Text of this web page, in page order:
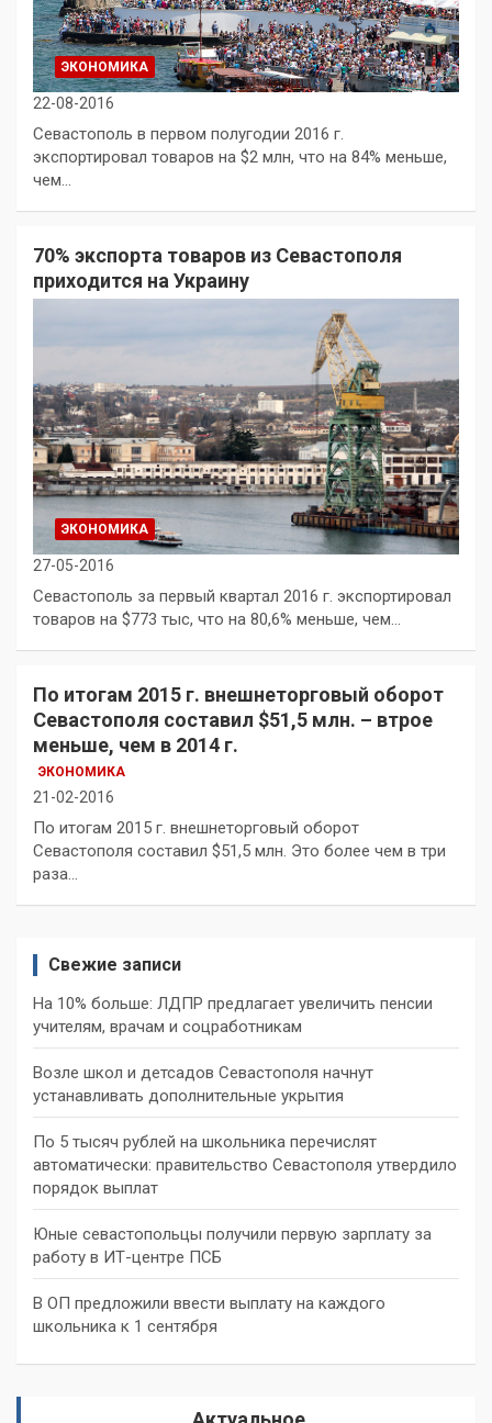
ЭКОНОМИКА
22-08-2016
Севастополь в первом полугодии 2016 г.
экспортировал товаров на $2 млн, что на 84% меньше,
чем…
70% экспорта товаров из Севастополя
приходится на Украину
ЭКОНОМИКА
27-05-2016
Севастополь за первый квартал 2016 г. экспортировал
товаров на $773 тыс, что на 80,6% меньше, чем…
По итогам 2015 г. внешнеторговый оборот
Севастополя составил $51,5 млн. – втрое
меньше, чем в 2014 г.
ЭКОНОМИКА
21-02-2016
По итогам 2015 г. внешнеторговый оборот
Севастополя составил $51,5 млн. Это более чем в три
раза…
Свежие записи
На 10% больше: ЛДПР предлагает увеличить пенсии
учителям, врачам и соцработникам
Возле школ и детсадов Севастополя начнут
устанавливать дополнительные укрытия
По 5 тысяч рублей на школьника перечислят
автоматически: правительство Севастополя утвердило
порядок выплат
Юные севастопольцы получили первую зарплату за
работу в ИТ-центре ПСБ
В ОП предложили ввести выплату на каждого
школьника к 1 сентября